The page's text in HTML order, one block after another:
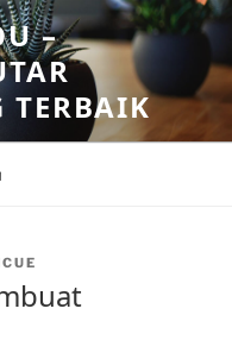
–
TERBAIK